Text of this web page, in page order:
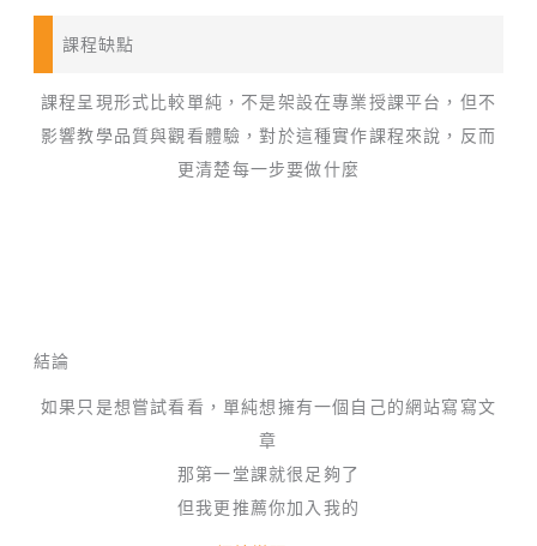
課程缺點
課程呈現形式比較單純，不是架設在專業授課平台，但不
影響教學品質與觀看體驗，對於這種實作課程來說，反而
更清楚每一步要做什麼
結論
如果只是想嘗試看看，單純想擁有一個自己的網站寫寫文
章
那第一堂課就很足夠了
但我更推薦你加入我的